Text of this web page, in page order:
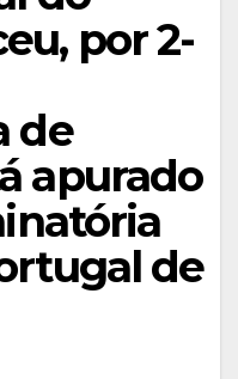
por 2-
de
apurado
de